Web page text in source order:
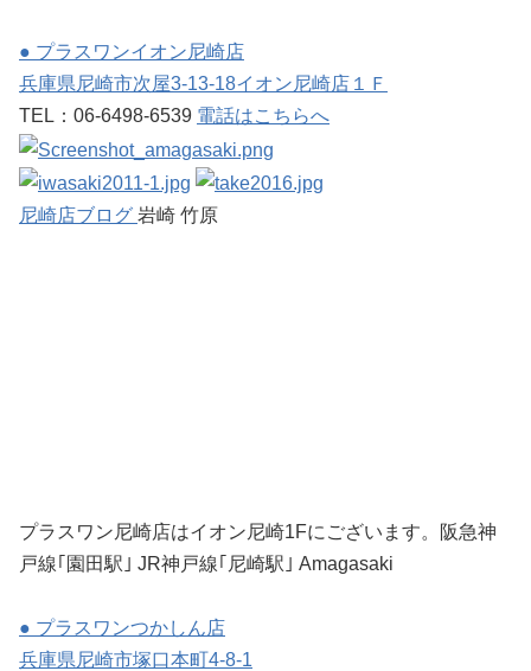
● プラスワンイオン尼崎店
兵庫県尼崎市次屋3-13-18イオン尼崎店１Ｆ
TEL：06-6498-6539 電話はこちらへ
尼崎店ブログ 岩崎 竹原
プラスワン尼崎店はイオン尼崎1Fにございます。阪急神
戸線｢園田駅｣ JR神戸線｢尼崎駅｣ Amagasaki
● プラスワンつかしん店
兵庫県尼崎市塚口本町4-8-1